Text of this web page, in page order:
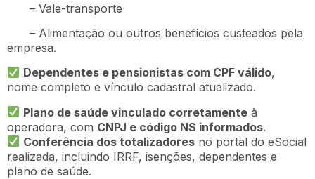
– Vale-transporte
– Alimentação ou outros benefícios custeados pela
empresa.
Dependentes e pensionistas com CPF válido,
nome completo e vínculo cadastral atualizado.
Plano de saúde vinculado corretamente à
operadora, com CNPJ e código NS informados.
Conferência dos totalizadores no portal do eSocial
realizada, incluindo IRRF, isenções, dependentes e
plano de saúde.